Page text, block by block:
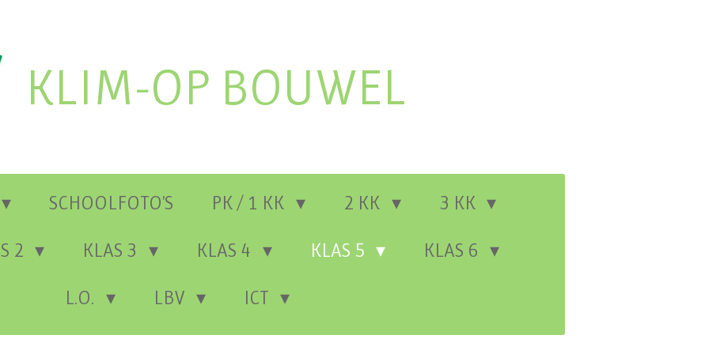
KLIM-OP BOUWEL
SCHOOLFOTO'S PK / 1 KK 2 KK 3 KK
2 KLAS 3 KLAS 4 KLAS 5 KLAS 6
L.O. LBV ICT